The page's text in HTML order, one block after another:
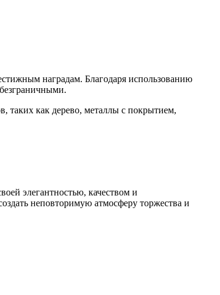
наградам. Благодаря использованию
таких как дерево, металлы с покрытием,
элегантностью, качеством и
неповторимую атмосферу торжества и